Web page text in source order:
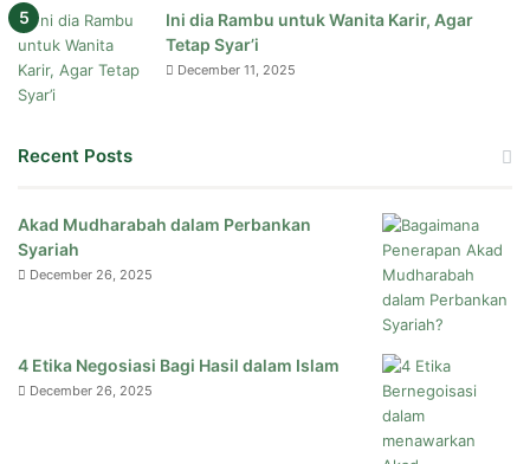
Ini dia Rambu untuk Wanita Karir, Agar
Tetap Syar’i
December 11, 2025
Recent Posts
Akad Mudharabah dalam Perbankan
Syariah
December 26, 2025
4 Etika Negosiasi Bagi Hasil dalam Islam
December 26, 2025